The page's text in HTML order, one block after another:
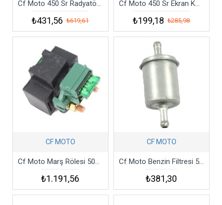
Cf Moto 450 Sr Radyatör Koruma
₺431,56 ₺619,61
Cf Moto 450 Sr Ekran Koruma
₺199,18 ₺285,98
CF MOTO
Cf Moto Marş Rölesi 500atr-a 400atr-l 500atr-3 400atr-2l Cat1 Atr6
₺1.191,56
CF MOTO
Cf Moto Benzin Filtresi 500atr-a 800utr 400atr-2l Cu12 Nk250 Atr6
₺381,30